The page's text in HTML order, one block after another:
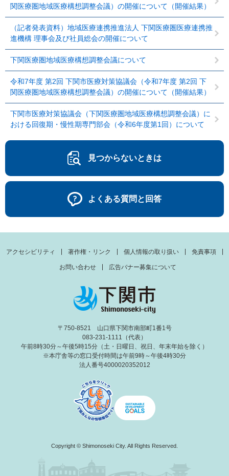
関医療圏地域医療構想調整会議）の開催について（開催結果）
（記者発表資料）地域医療連携推進法人 下関医療圏医療連携推
進機構 理事会及び社員総会の開催について
下関医療圏地域医療構想調整会議について
令和7年度 第2回 下関市医療対策協議会（令和7年度 第2回 下
関医療圏地域医療構想調整会議）の開催について（開催結果）
下関市医療対策協議会（下関医療圏地域医療構想調整会議）に
おける回復期・慢性期専門部会（令和6年度第1回）について
見つからないときは
よくある質問と回答
アクセシビリティ 著作権・リンク 個人情報の取り扱い 免責事項
お問い合わせ 広告バナー募集について
〒750-8521 山口県下関市南部町1番1号
083-231-1111（代表）
午前8時30分～午後5時15分（土・日曜日、祝日、年末年始を除く）
※本庁舎等の窓口受付時間は午前9時～午後4時30分
法人番号4000020352012
Copyright © Shimonoseki City. All Rights Reserved.